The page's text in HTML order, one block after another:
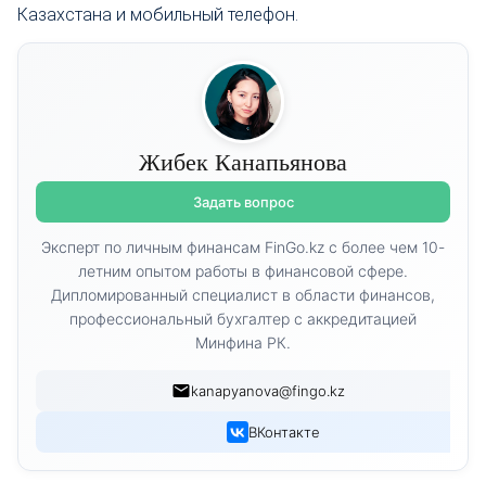
Казахстана и мобильный телефон.
Жибек Канапьянова
Задать вопрос
Эксперт по личным финансам FinGo.kz с более чем 10-
летним опытом работы в финансовой сфере.
Дипломированный специалист в области финансов,
профессиональный бухгалтер с аккредитацией
Минфина РК.
kanapyanova@fingo.kz
ВКонтакте